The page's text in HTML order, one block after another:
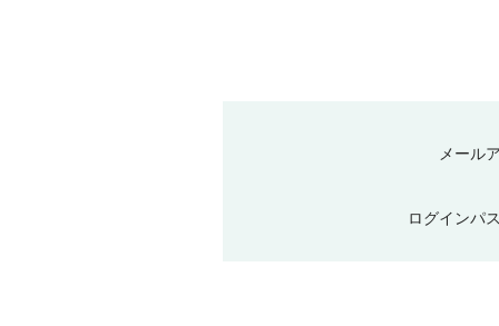
メール
ログインパ